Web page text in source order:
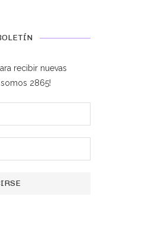
recibir nuevas
somos 2865!